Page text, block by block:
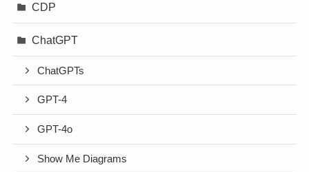
CDP
ChatGPT
ChatGPTs
GPT-4
GPT-4o
Show Me Diagrams